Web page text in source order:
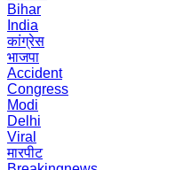
Bihar
India
कांग्रेस
भाजपा
Accident
Congress
Modi
Delhi
Viral
मारपीट